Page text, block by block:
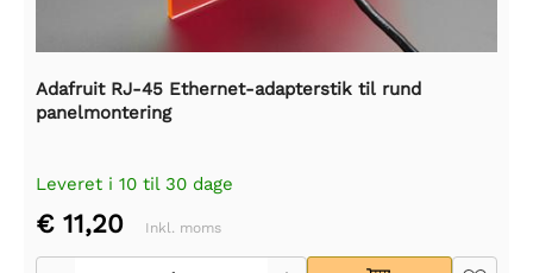
Adafruit RJ-45 Ethernet-adapterstik til rund
panelmontering
Leveret i 10 til 30 dage
€ 11,20 Inkl. moms